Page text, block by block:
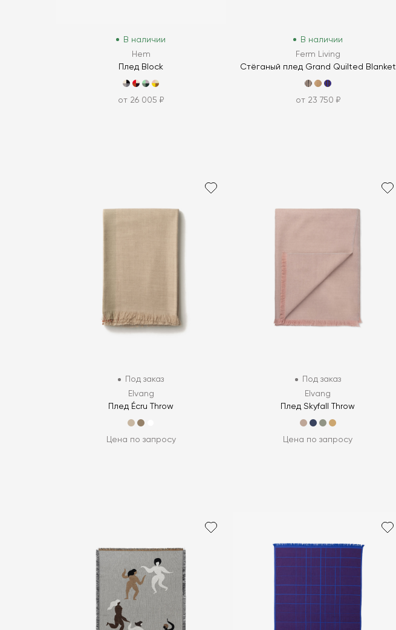
В наличии
Hem
Плед Block
от 26 005 ₽
В наличии
Ferm Living
Стёганый плед Grand Quilted Blanket
от 23 750 ₽
Под заказ
Elvang
Плед Écru Throw
Цена по запросу
Под заказ
Elvang
Плед Skyfall Throw
Цена по запросу